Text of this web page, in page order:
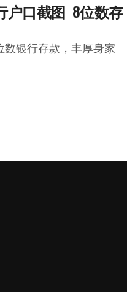
户口截图  8位数存
银行存款，丰厚身家